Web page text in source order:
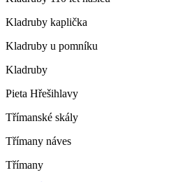
Kladruby kaplička
Kladruby u pomníku
Kladruby
Pieta Hřešihlavy
Třímanské skály
Třímany náves
Třímany